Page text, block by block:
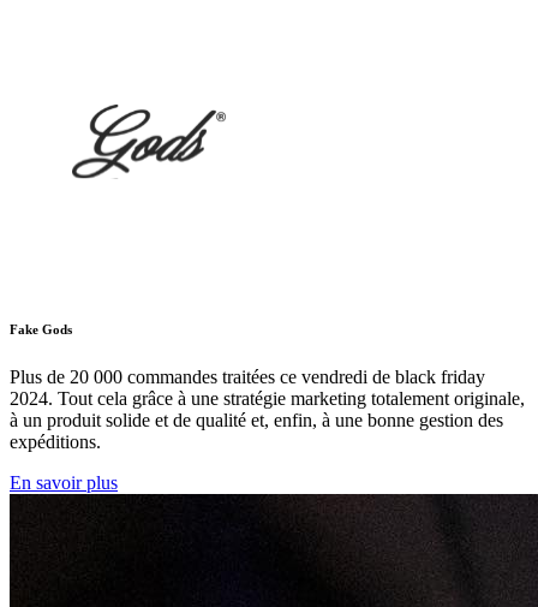
Fake Gods
Plus de 20 000 commandes traitées ce vendredi de black friday
2024. Tout cela grâce à une stratégie marketing totalement originale,
à un produit solide et de qualité et, enfin, à une bonne gestion des
expéditions.
En savoir plus